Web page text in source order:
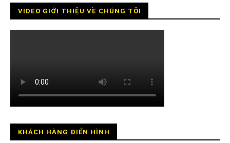
VIDEO GIỚI THIỆU VỀ CHÚNG TÔI
KHÁCH HÀNG ĐIỂN HÌNH